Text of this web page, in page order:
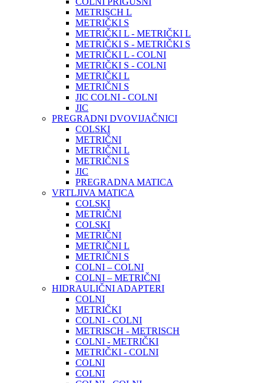
METRISCH L
METRIČKI S
METRIČKI L - METRIČKI L
METRIČKI S - METRIČKI S
METRIČKI L - COLNI
METRIČKI S - COLNI
METRIČKI L
METRIČNI S
JIC COLNI - COLNI
JIC
PREGRADNI DVOVIJAČNICI
COLSKI
METRIČNI
METRIČNI L
METRIČNI S
JIC
PREGRADNA MATICA
VRTLJIVA MATICA
COLSKI
METRIČNI
COLSKI
METRIČNI
METRIČNI L
METRIČNI S
COLNI – COLNI
COLNI – METRIČNI
HIDRAULIČNI ADAPTERI
COLNI
METRIČKI
COLNI - COLNI
METRISCH - METRISCH
COLNI - METRIČKI
METRIČKI - COLNI
COLNI
COLNI